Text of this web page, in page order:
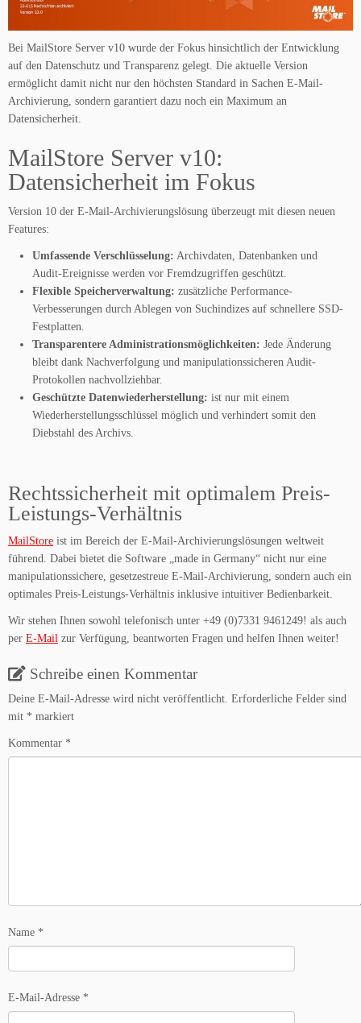
Bei MailStore Server v10 wurde der Fokus hinsichtlich der Entwicklung
auf den Datenschutz und Transparenz gelegt. Die aktuelle Version
ermöglicht damit nicht nur den höchsten Standard in Sachen E-Mail-
Archivierung, sondern garantiert dazu noch ein Maximum an
Datensicherheit.
MailStore Server v10:
Datensicherheit im Fokus
Version 10 der E-Mail-Archivierungslösung überzeugt mit diesen neuen
Features:
Umfassende Verschlüsselung: Archivdaten, Datenbanken und
Audit-Ereignisse werden vor Fremdzugriffen geschützt.
Flexible Speicherverwaltung: zusätzliche Performance-
Verbesserungen durch Ablegen von Suchindizes auf schnellere SSD-
Festplatten.
Transparentere Administrationsmöglichkeiten: Jede Änderung
bleibt dank Nachverfolgung und manipulationssicheren Audit-
Protokollen nachvollziehbar.
Geschützte Datenwiederherstellung: ist nur mit einem
Wiederherstellungsschlüssel möglich und verhindert somit den
Diebstahl des Archivs.
Rechtssicherheit mit optimalem Preis-
Leistungs-Verhältnis
MailStore ist im Bereich der E-Mail-Archivierungslösungen weltweit
führend. Dabei bietet die Software „made in Germany“ nicht nur eine
manipulationssichere, gesetzestreue E-Mail-Archivierung, sondern auch ein
optimales Preis-Leistungs-Verhältnis inklusive intuitiver Bedienbarkeit.
Wir stehen Ihnen sowohl telefonisch unter +49 (0)7331 9461249! als auch
per E-Mail zur Verfügung, beantworten Fragen und helfen Ihnen weiter!
Schreibe einen Kommentar
Deine E-Mail-Adresse wird nicht veröffentlicht. Erforderliche Felder sind
mit * markiert
Kommentar *
Name *
E-Mail-Adresse *